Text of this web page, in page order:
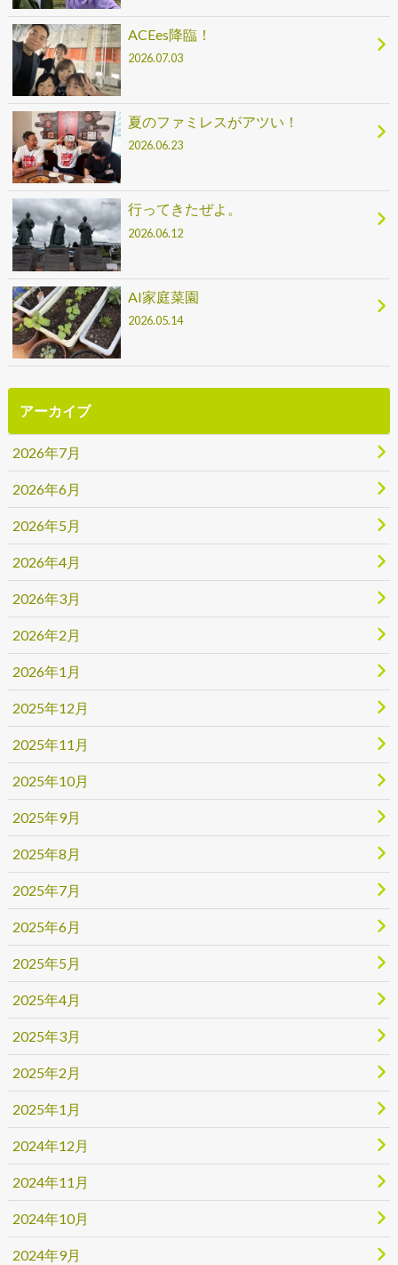
ACEes降臨！
2026.07.03
夏のファミレスがアツい！
2026.06.23
行ってきたぜよ。
2026.06.12
AI家庭菜園
2026.05.14
アーカイブ
2026年7月
2026年6月
2026年5月
2026年4月
2026年3月
2026年2月
2026年1月
2025年12月
2025年11月
2025年10月
2025年9月
2025年8月
2025年7月
2025年6月
2025年5月
2025年4月
2025年3月
2025年2月
2025年1月
2024年12月
2024年11月
2024年10月
2024年9月